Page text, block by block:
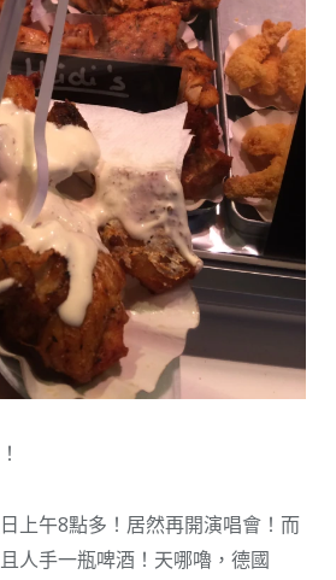
上午8點多！居然再開演唱會！而
人手一瓶啤酒！天哪嚕，德國